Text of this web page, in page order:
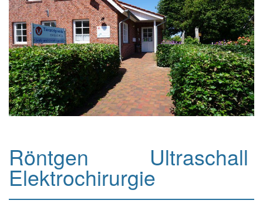
Kleintierpraxis
Großtierpraxis
Kontakt & Anfahrt
Röntgen Ultraschall
Elektrochirurgie